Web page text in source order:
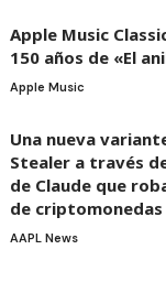
Apple Music
150 años de «El
Apple Music
Una nueva
Stealer a través
de Claude que
de criptomonedas
AAPL News